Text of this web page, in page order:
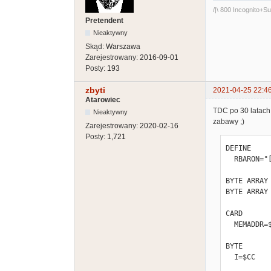
done
Pretendent
Nieaktywny
Skąd: Warszawa
Zarejestrowany: 2016-09-01
Posty: 193
/|\ 800
zbyti 2021-04-25
Atarowiec
Nieaktywny
Zarejestrowany: 2020-02-16
Posty: 1,721
TDC po 30
zabawy ;)
DEFINE
  RBARON="[$A9$E$8D$D40A$8D$D01A]",RBAROFF="[$A9$0$8D$D01A]"
BYTE
BYTE
CARD
  MEMADDR=$CA
BYTE